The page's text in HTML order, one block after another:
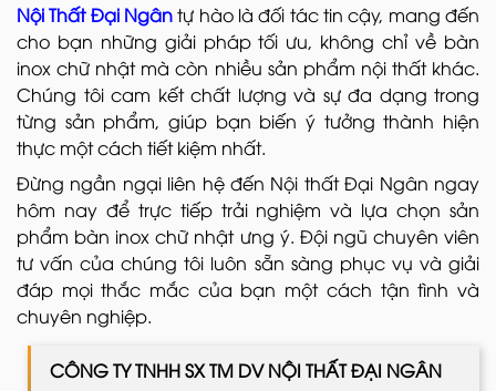
Nội Thất Đại Ngântự hào là đối tác tin cậy, mang đến
cho bạn những giải pháp tối ưu, không chỉ về bàn
inox chữ nhật mà còn nhiều sản phẩm nội thất khác.
Chúng tôi cam kết chất lượng và sự đa dạng trong
từng sản phẩm, giúp bạn biến ý tưởng thành hiện
thực một cách tiết kiệm nhất.
Đừng ngần ngại liên hệ đến Nội thất Đại Ngân ngay
hôm nay để trực tiếp trải nghiệm và lựa chọn sản
phẩm bàn inox chữ nhật ưng ý. Đội ngũ chuyên viên
tư vấn của chúng tôi luôn sẵn sàng phục vụ và giải
đáp mọi thắc mắc của bạn một cách tận tình và
chuyên nghiệp.
CÔNG TY TNHH SX TM DV NỘI THẤT ĐẠI NGÂN